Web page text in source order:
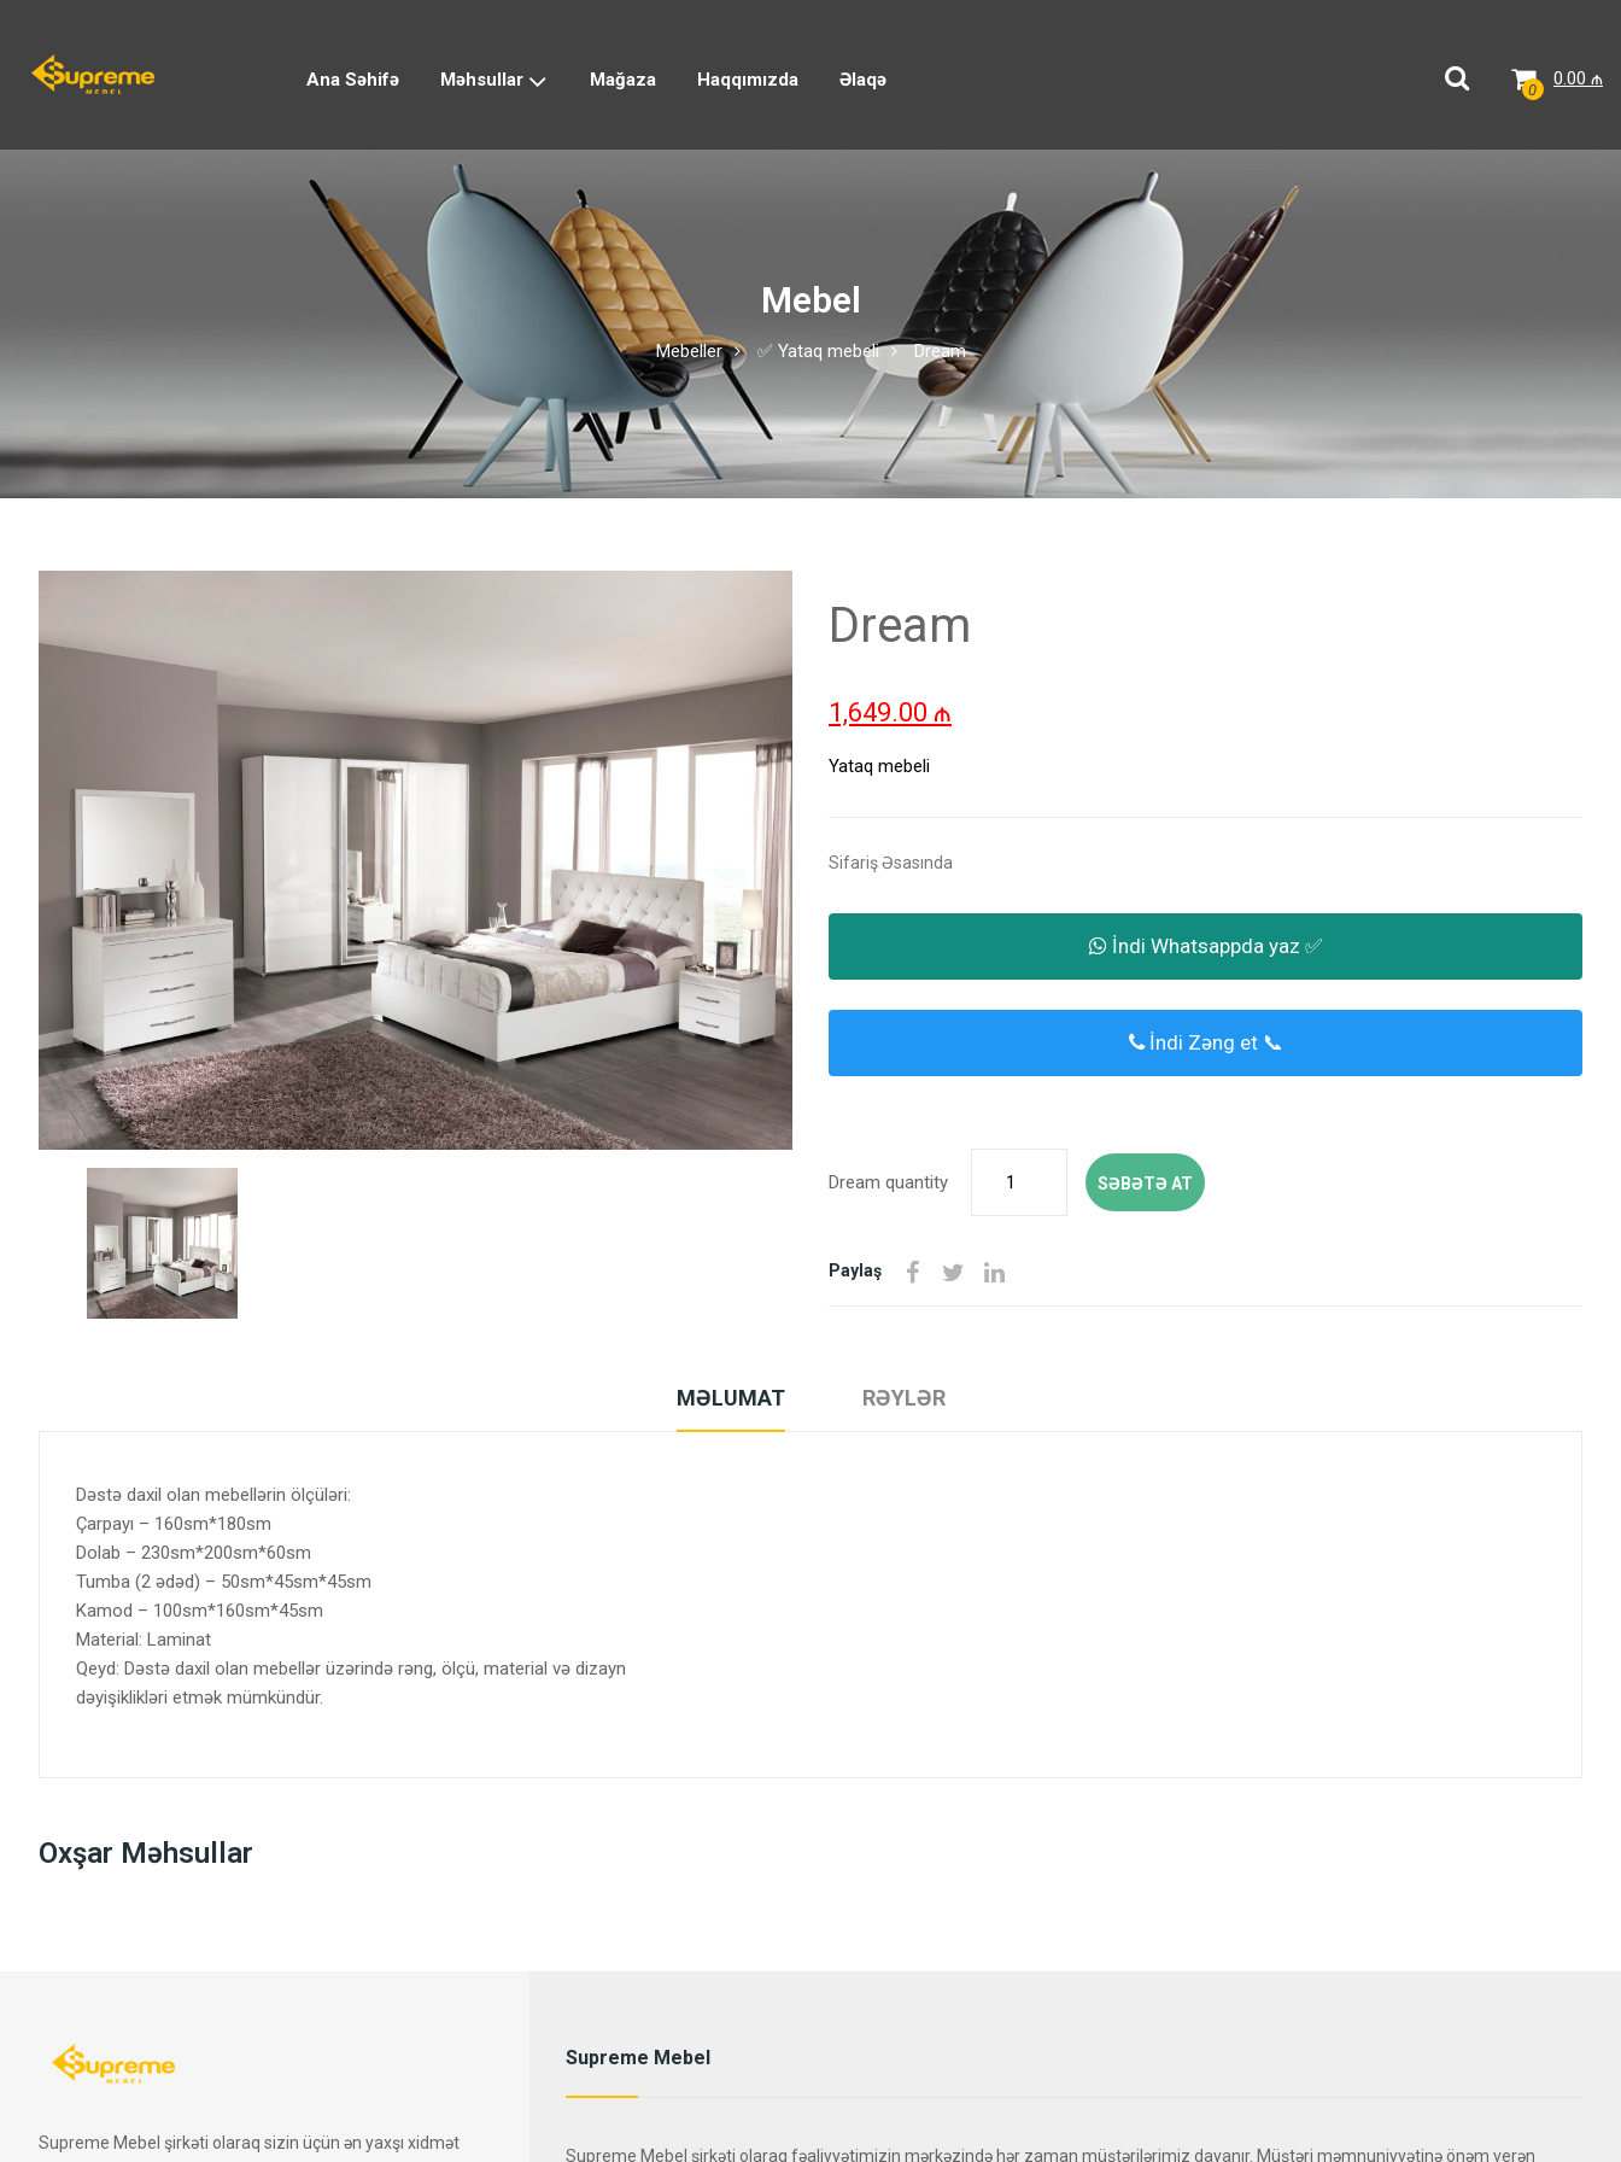
Ana Səhifə Məhsullar Mağaza Haqqımızda Əlaqə 0.00 ₼
0
Mebel
Mebeller ✅ Yataq mebeli Dream
Dream
1,649.00 ₼
Yataq mebeli
Sifariş Əsasında
İndi Whatsappda yaz ✅
İndi Zəng et 📞
Dream quantity SƏBƏTƏ AT
Paylaş
MƏLUMAT RƏYLƏR
Dəstə daxil olan mebellərin ölçüləri:
Çarpayı – 160sm*180sm
Dolab – 230sm*200sm*60sm
Tumba (2 ədəd) – 50sm*45sm*45sm
Kamod – 100sm*160sm*45sm
Material: Laminat
Qeyd: Dəstə daxil olan mebellər üzərində rəng, ölçü, material və dizayn
dəyişiklikləri etmək mümkündür.
Oxşar Məhsullar
Supreme Mebel şirkəti olaraq sizin üçün ən yaxşı xidmət
Supreme Mebel
Supreme Mebel şirkəti olaraq fəaliyyətimizin mərkəzində hər zaman müştərilərimiz dayanır. Müştəri məmnuniyyətinə önəm verən